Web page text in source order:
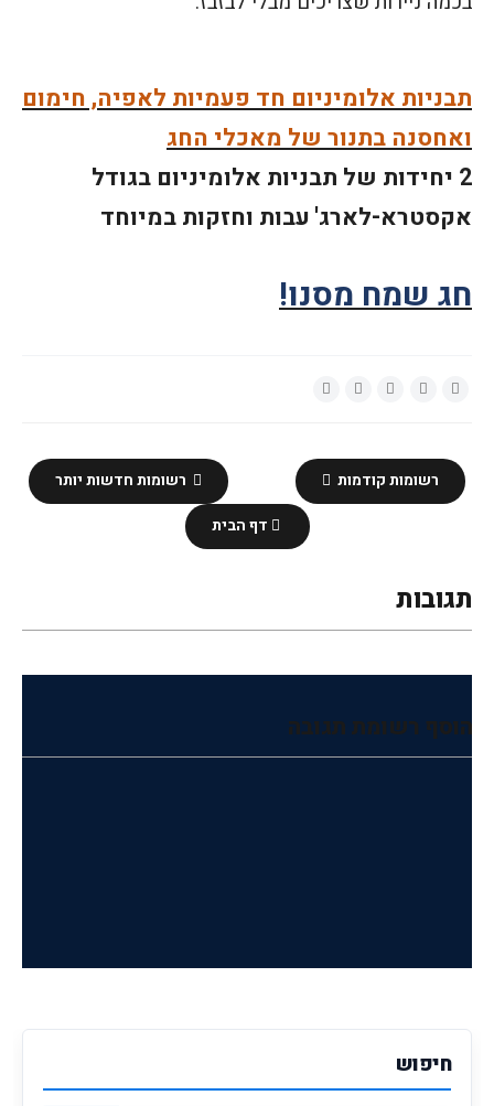
תבניות אלומיניום חד פעמיות לאפיה, חימום
ואחסנה בתנור של מאכלי החג
2 יחידות של תבניות אלומיניום בגודל
אקסטרא-לארג'עבות וחזקות במיוחד
חג שמח מסנו!
רשומות חדשות יותר רשומות קודמות
דף הבית
תגובות
הוסף רשומת תגובה
חיפוש